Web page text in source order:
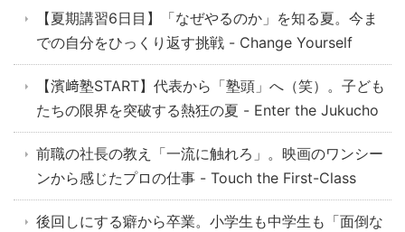
【夏期講習6日目】「なぜやるのか」を知る夏。今ま
での自分をひっくり返す挑戦 - Change Yourself
【濱﨑塾START】代表から「塾頭」へ（笑）。子ども
たちの限界を突破する熱狂の夏 - Enter the Jukucho
前職の社長の教え「一流に触れろ」。映画のワンシー
ンから感じたプロの仕事 - Touch the First-Class
後回しにする癖から卒業。小学生も中学生も「面倒な